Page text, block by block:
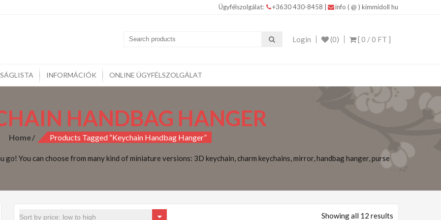
Ügyfélszolgálat: +3630 430-8458 info ( @ ) kimmidoll hu
Kulcstartók, Otthoni kiegészítők,
[ 0 /0 FT ]
(0)
Login
INFORMÁCIÓK ONLINE ÜGYFÉLSZOLGÁLAT
HANDBAG HANGER
Home Products Tagged “Keychain Handbag Hanger”
You can choose from many kind of miniature versions: 3D keychain, charm keychains, mirror, handbag hanger, purse
Showing all 12 results